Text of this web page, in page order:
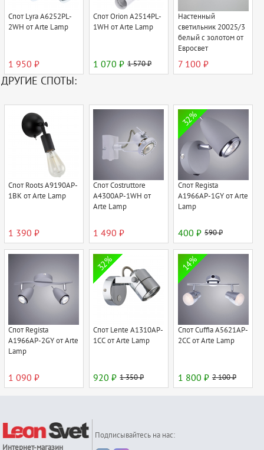
Спот Lyra A6252PL-
2WH от Arte Lamp
1 950 ₽
Спот Orion A2514PL-
1WH от Arte Lamp
1 070 ₽ 1 570 ₽
Настенный
светильник 20025/3
белый с золотом от
Евросвет
7 100 ₽
ДРУГИЕ СПОТЫ:
Спот Roots A9190AP-
1BK от Arte Lamp
1 390 ₽
Спот Costruttore
A4300AP-1WH от
Arte Lamp
1 490 ₽
32%
Спот Regista
A1966AP-1GY от Arte
Lamp
400 ₽ 590 ₽
Спот Regista
A1966AP-2GY от Arte
Lamp
1 090 ₽
32%
Спот Lente A1310AP-
1CC от Arte Lamp
920 ₽ 1 350 ₽
14%
Спот Cuffia A5621AP-
2CC от Arte Lamp
1 800 ₽ 2 100 ₽
Интернет-магазин
Подписывайтесь на нас: